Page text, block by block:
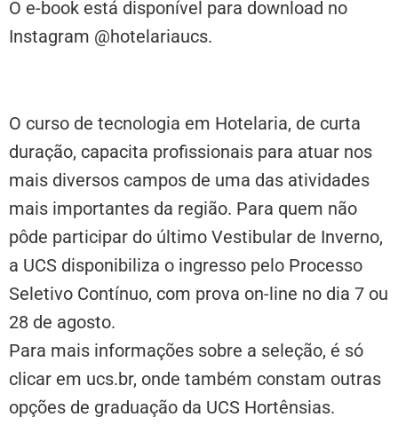
O e-book está disponível para download no
Instagram @hotelariaucs.
O curso de tecnologia em Hotelaria, de curta
duração, capacita profissionais para atuar nos
mais diversos campos de uma das atividades
mais importantes da região. Para quem não
pôde participar do último Vestibular de Inverno,
a UCS disponibiliza o ingresso pelo Processo
Seletivo Contínuo, com prova on-line no dia 7 ou
28 de agosto.
Para mais informações sobre a seleção, é só
clicar em ucs.br, onde também constam outras
opções de graduação da UCS Hortênsias.